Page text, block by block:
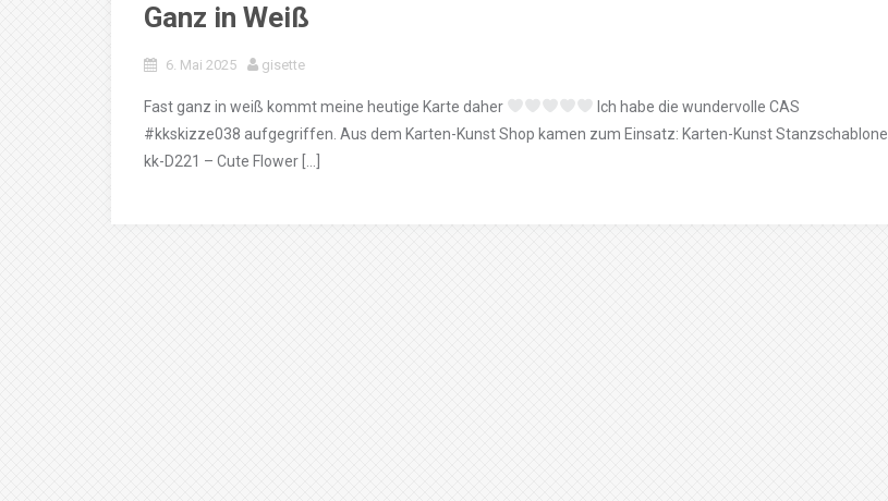
Ganz in Weiß
6. Mai 2025 gisette
Fast ganz in weiß kommt meine heutige Karte daher
Ich habe die wundervolle CAS
#kkskizze038 aufgegriffen. Aus dem Karten-Kunst Shop kamen zum Einsatz: Karten-Kunst Stanzschablone
kk-D221 – Cute Flower […]